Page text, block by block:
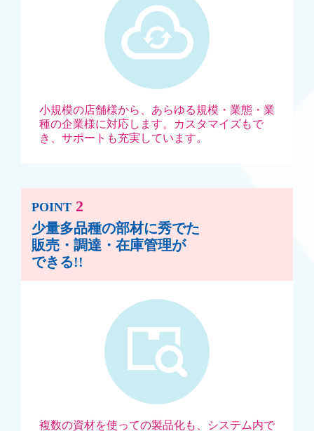
小規模の店舗様から、あらゆる規模・業態・業
種の企業様に対応します。
カスタマイズもで
き、サポートも充実しています。
POINT 2
少量多品種の部材に秀でた
販売・調達・在庫管理が
できる!!
複数の資材を使っての製品化も、システム内で